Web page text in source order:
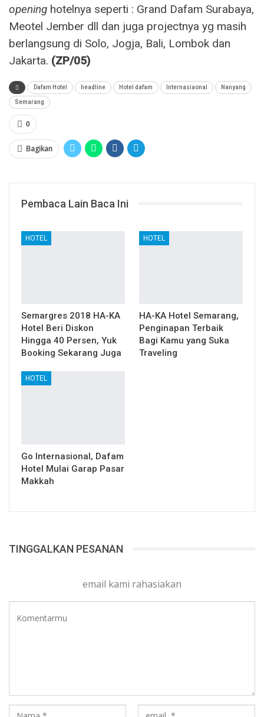
opening hotelnya seperti : Grand Dafam Surabaya,
Meotel Jember dll dan juga projectnya yg masih
berlangsung di Solo, Jogja, Bali, Lombok dan
Jakarta. (ZP/05)
Dafam Hotel headline Hotel dafam Internasiaonal Nanyang
Semarang
0
Bagikan
Pembaca Lain Baca Ini
HOTEL
Semargres 2018 HA-KA
Hotel Beri Diskon
Hingga 40 Persen, Yuk
Booking Sekarang Juga
HOTEL
HA-KA Hotel Semarang,
Penginapan Terbaik
Bagi Kamu yang Suka
Traveling
HOTEL
Go Internasional, Dafam
Hotel Mulai Garap Pasar
Makkah
TINGGALKAN PESANAN
email kami rahasiakan